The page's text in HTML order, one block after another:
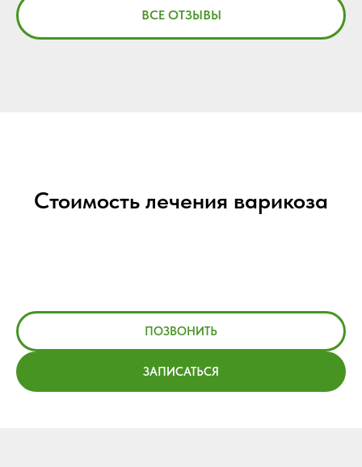
ВСЕ ОТЗЫВЫ
Стоимость лечения варикоза
ПОЗВОНИТЬ
ЗАПИСАТЬСЯ